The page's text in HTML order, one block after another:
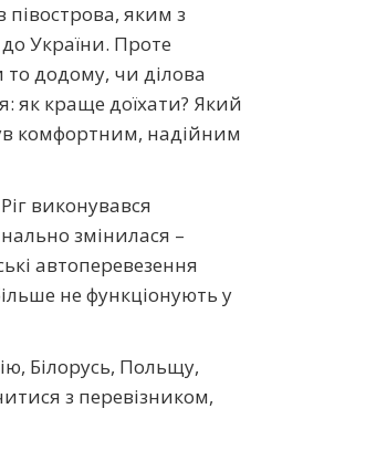
яким з
України. Проте
додому, чи ділова
як краще доїхати? Який
комфортним, надійним
виконувався
змінилася –
автоперевезення
не функціонують у
Білорусь, Польщу,
з перевізником,